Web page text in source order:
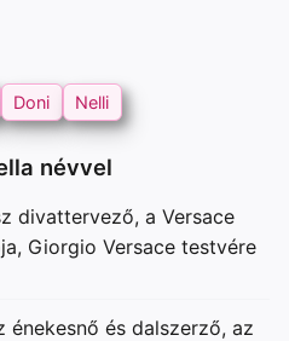
Doni Nelli
névvel
divattervező, a Versace
Giorgio Versace testvére
énekesnő és dalszerző, az